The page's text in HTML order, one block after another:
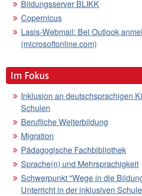
Bildungsserver BLIKK
Copernicus
Lasis-Webmail: Bei Outlook
(microsoftonline.com)
Im Fokus
Inklusion an deutschsprachigen
Schulen
Berufliche Weiterbildung
Migration
Pädagogische Fachbibliothek
Sprache(n) und Mehrsprachigkeit
Schwerpunkt "Wege in die
Unterricht in der inklusiven Schule